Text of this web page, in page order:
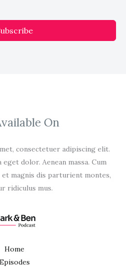
On
consectetuer adipiscing elit.
dolor. Aenean massa. Cum
magnis dis parturient montes,
ridiculus mus.
Home
Episodes